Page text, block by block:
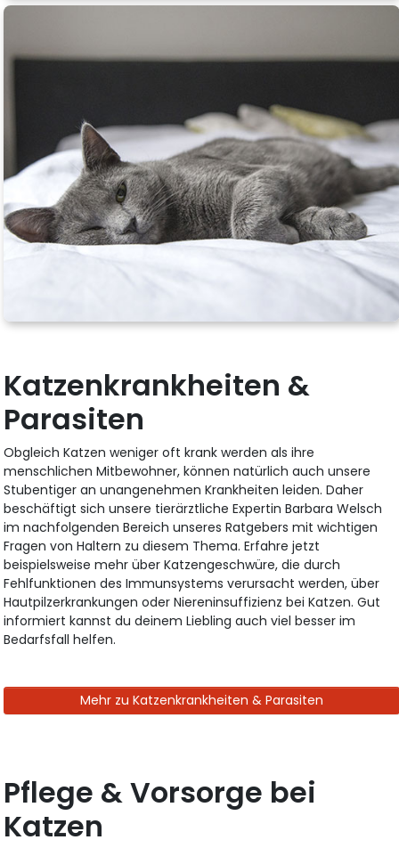
Katzenkrankheiten &
Parasiten
Obgleich Katzen weniger oft krank werden als ihre
menschlichen Mitbewohner, können natürlich auch unsere
Stubentiger an unangenehmen Krankheiten leiden. Daher
beschäftigt sich unsere tierärztliche Expertin Barbara Welsch
im nachfolgenden Bereich unseres Ratgebers mit wichtigen
Fragen von Haltern zu diesem Thema. Erfahre jetzt
beispielsweise mehr über Katzengeschwüre, die durch
Fehlfunktionen des Immunsystems verursacht werden, über
Hautpilzerkrankungen oder Niereninsuffizienz bei Katzen. Gut
informiert kannst du deinem Liebling auch viel besser im
Bedarfsfall helfen.
Mehr zu Katzenkrankheiten & Parasiten
Pflege & Vorsorge bei
Katzen